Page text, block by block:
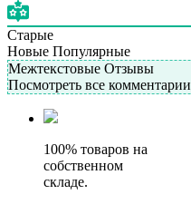
Старые
Новые Популярные
Межтекстовые Отзывы
Посмотреть все комментарии
100% товаров на
собственном
складе.